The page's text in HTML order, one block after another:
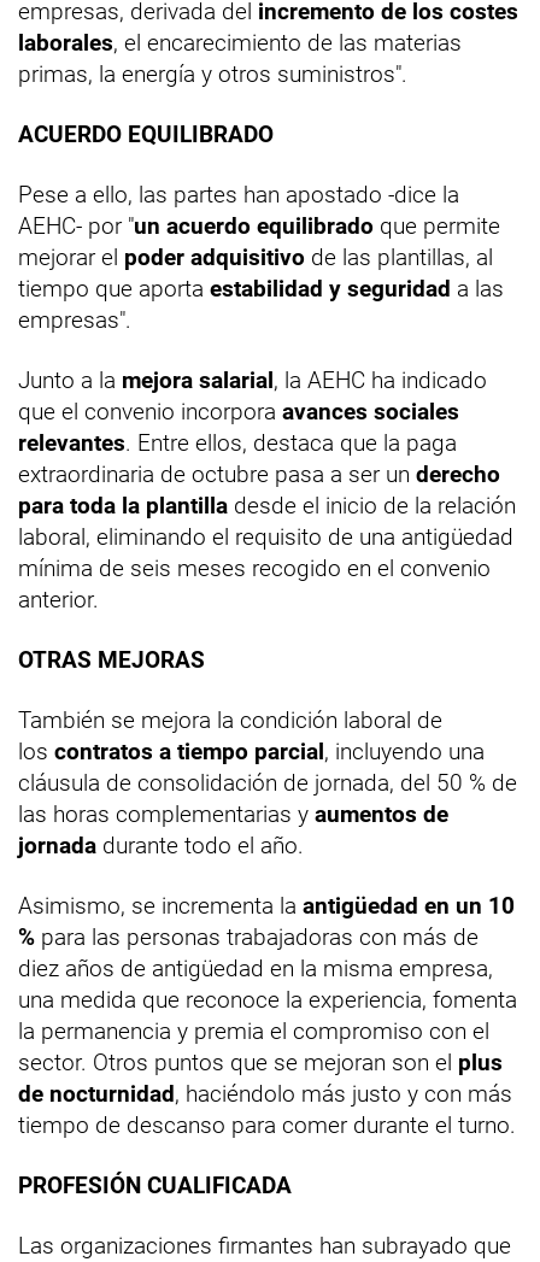
empresas, derivada del incremento de los costes
laborales, el encarecimiento de las materias
primas, la energía y otros suministros".
ACUERDO EQUILIBRADO
Pese a ello, las partes han apostado -dice la
AEHC- por "un acuerdo equilibrado que permite
mejorar el poder adquisitivo de las plantillas, al
tiempo que aporta estabilidad y seguridad a las
empresas".
Junto a la mejora salarial, la AEHC ha indicado
que el convenio incorpora avances sociales
relevantes. Entre ellos, destaca que la paga
extraordinaria de octubre pasa a ser un derecho
para toda la plantilla desde el inicio de la relación
laboral, eliminando el requisito de una antigüedad
mínima de seis meses recogido en el convenio
anterior.
OTRAS MEJORAS
También se mejora la condición laboral de
los contratos a tiempo parcial, incluyendo una
cláusula de consolidación de jornada, del 50 % de
las horas complementarias y aumentos de
jornada durante todo el año.
Asimismo, se incrementa la antigüedad en un 10
% para las personas trabajadoras con más de
diez años de antigüedad en la misma empresa,
una medida que reconoce la experiencia, fomenta
la permanencia y premia el compromiso con el
sector. Otros puntos que se mejoran son el plus
de nocturnidad, haciéndolo más justo y con más
tiempo de descanso para comer durante el turno.
PROFESIÓN CUALIFICADA
Las organizaciones firmantes han subrayado que